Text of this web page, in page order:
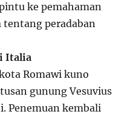
ke pemahaman
peradaban
Italia
Romawi kuno
gunung Vesuvius
Penemuan kembali